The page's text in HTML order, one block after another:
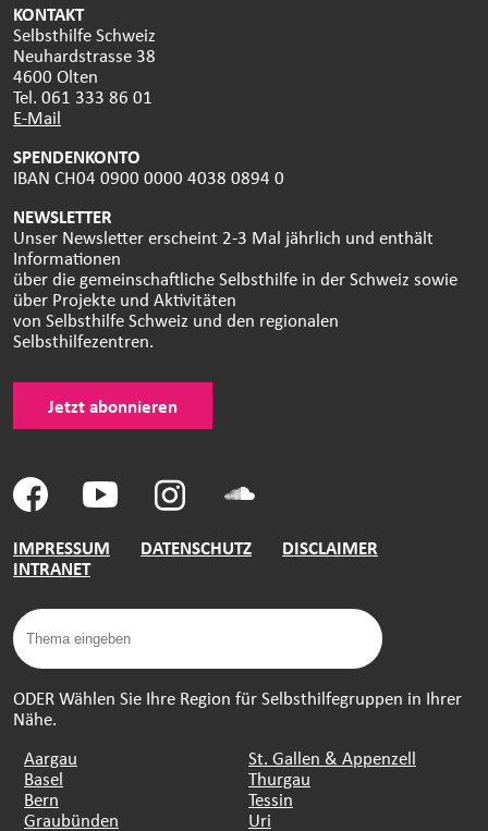
KONTAKT
Selbsthilfe Schweiz
Neuhardstrasse 38
4600 Olten
Tel. 061 333 86 01
E-Mail
SPENDENKONTO
IBAN CH04 0900 0000 4038 0894 0
NEWSLETTER
Unser Newsletter erscheint 2-3 Mal jährlich und enthält
Informationen
über die gemeinschaftliche Selbsthilfe in der Schweiz sowie
über Projekte und Aktivitäten
von Selbsthilfe Schweiz und den regionalen
Selbsthilfezentren.
Jetzt abonnieren
IMPRESSUM DATENSCHUTZ
DISCLAIMER
INTRANET
ODER Wählen Sie Ihre Region für Selbsthilfegruppen in Ihrer
Nähe.
Aargau
Basel
Bern
Graubünden
St. Gallen & Appenzell
Thurgau
Tessin
Uri